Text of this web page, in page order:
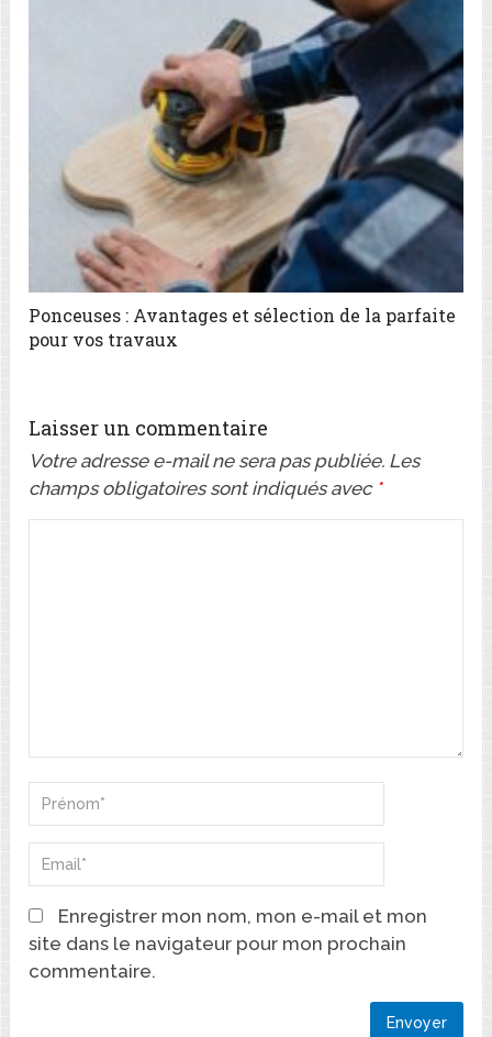
Ponceuses : Avantages et sélection de la parfaite
pour vos travaux
Laisser un commentaire
Votre adresse e-mail ne sera pas publiée. Les
champs obligatoires sont indiqués avec *
Enregistrer mon nom, mon e-mail et mon
site dans le navigateur pour mon prochain
commentaire.